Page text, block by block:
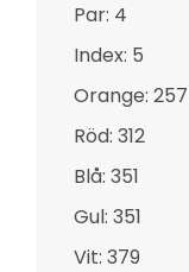
Par: 4
Index: 5
Orange: 257
Röd: 312
Blå: 351
Gul: 351
Vit: 379